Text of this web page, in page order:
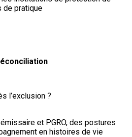
de pratique
l’exclusion ?
et PGRO, des postures
en histoires de vie